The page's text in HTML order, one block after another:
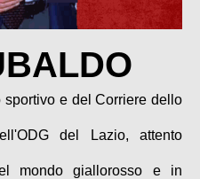
e del Corriere dello
del Lazio, attento
mondo giallorosso e in